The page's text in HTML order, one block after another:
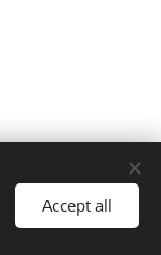
Accept all